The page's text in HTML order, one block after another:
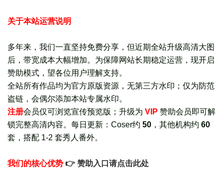
关于本站运营说明
多年来，我们一直坚持免费分享，但近期全站升级高清大图
后，带宽成本大幅增加。为保障网站长期稳定运营，现开启
赞助模式，望各位用户理解支持。
全站所有作品均为官方原版资源，无第三方水印；仅为防范
盗链，会偶尔添加本站专属水印。
注册会员仅可浏览宣传预览版 ； 升级为 VIP 赞助会员即可解
锁完整高清内容。每日更新： Coser约 50 ，其他机构约 60
套， 搭配 1-2 套秀人番外。
我们的核心优势 👉 赞助入口请点击此处